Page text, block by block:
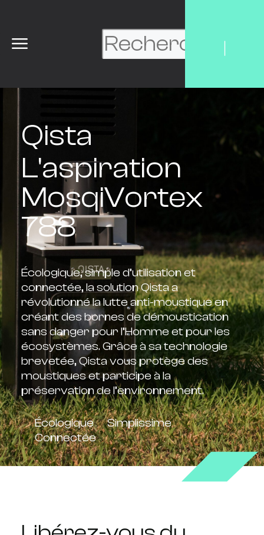
Qista
L'aspiration
MosqiVortex
788
Écologique, simple d’utilisation et
connectée, la solution Qista a
révolutionné la lutte anti-moustique en
créant des bornes de démoustication
sans danger pour l’Homme et pour les
écosystèmes. Grâce à sa technologie
brevetée, Qista vous protège des
moustiques et participe à la
préservation de l’environnement.
Écologique
Simplissime
Connectée